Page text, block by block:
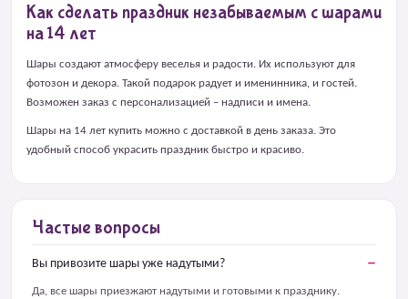
Как сделать праздник незабываемым с шарами
на 14 лет
Шары создают атмосферу веселья и радости. Их используют для
фотозон и декора. Такой подарок радует и именинника, и гостей.
Возможен заказ с персонализацией – надписи и имена.
Шары на 14 лет купить можно с доставкой в день заказа. Это
удобный способ украсить праздник быстро и красиво.
Частые вопросы
Вы привозите шары уже надутыми?
Да, все шары приезжают надутыми и готовыми к празднику.